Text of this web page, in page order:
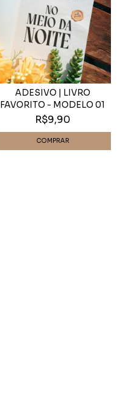
ADESIVO | LIVRO
FAVORITO - MODELO 01
R$9,90